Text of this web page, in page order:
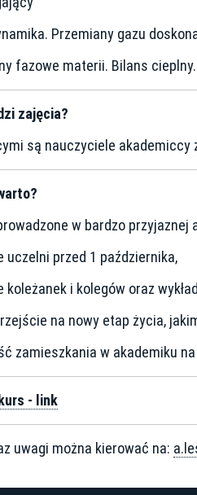
Przemiany gazu
fazowe materii. Bilans cieplny.
zajęcia?
są nauczyciele akademiccy
w bardzo przyjaznej
uczelni przed 1 października,
i kolegów oraz
na nowy etap życia,
zamieszkania w akademiku
- link
uwagi można kierować na: